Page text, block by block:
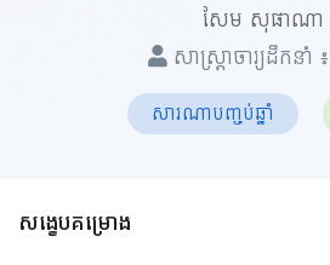
សែម​ សុផាណា
សាស្ត្រាចារ្យដឹកនាំ ៖
សារណាបញ្ចប់ឆ្នាំ
សង្ខេបគម្រោង